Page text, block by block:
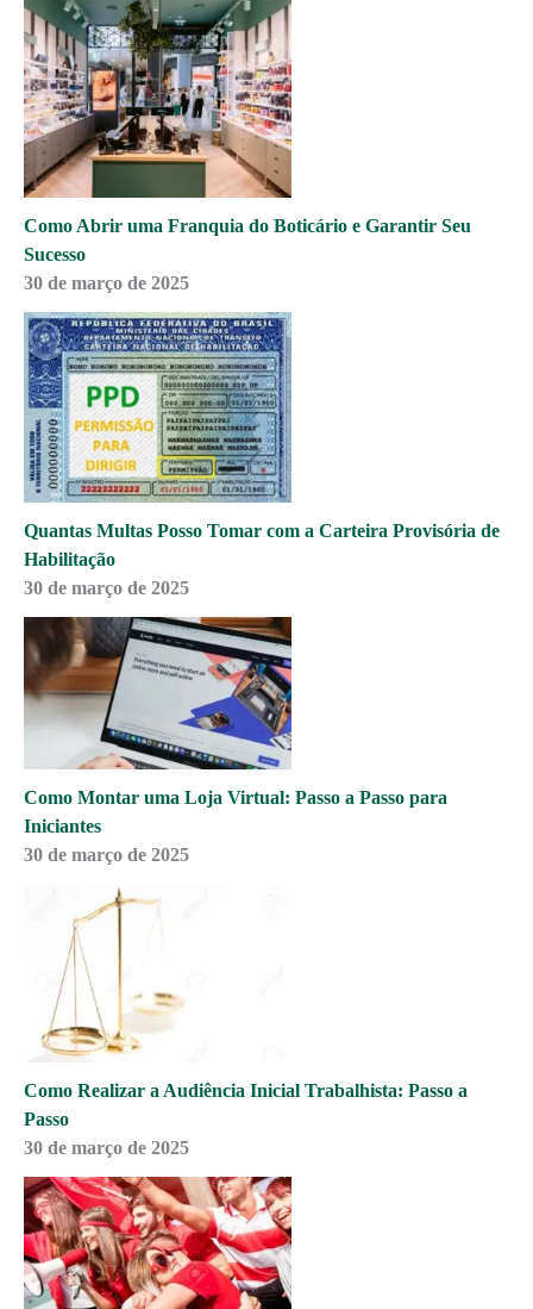
Como Abrir uma Franquia do Boticário e Garantir Seu
Sucesso
30 de março de 2025
Quantas Multas Posso Tomar com a Carteira Provisória de
Habilitação
30 de março de 2025
Como Montar uma Loja Virtual: Passo a Passo para
Iniciantes
30 de março de 2025
Como Realizar a Audiência Inicial Trabalhista: Passo a
Passo
30 de março de 2025